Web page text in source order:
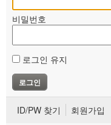
비밀번호
로그인 유지
ID/PW 찾기 회원가입